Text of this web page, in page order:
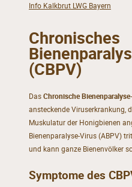
Info Kalkbrut LWG Bayern
Chronisches
(CBPV)
DasChronische
ansteckende Viruserkrankung,
Muskulatur der Honigbienen
Bienenparalyse-Virus (ABPV)
und kann ganze Bienenvölker
Symptome des